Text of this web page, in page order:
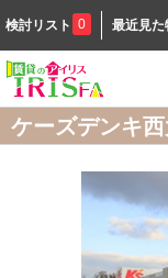
検討リスト 0 最近見た
ケーズデンキ